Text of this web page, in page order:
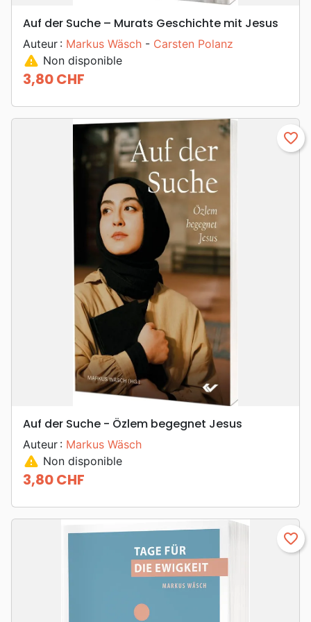
Auf der Suche – Murats Geschichte mit Jesus
Auteur : Markus Wäsch - Carsten Polanz
warning Non disponible
Prix
3,80 CHF
favorite_border
Auf der Suche - Özlem begegnet Jesus
Auteur : Markus Wäsch
warning Non disponible
Prix
3,80 CHF
favorite_border